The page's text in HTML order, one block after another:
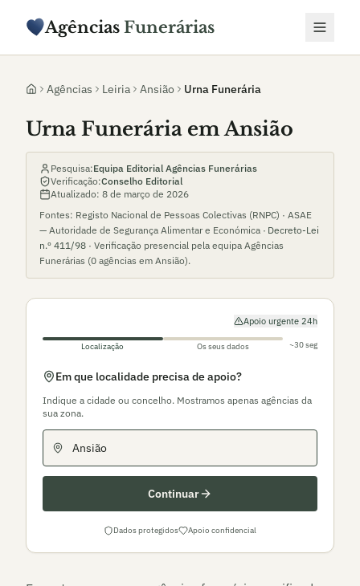
Agências Funerárias
Agências Leiria Ansião Urna Funerária
Urna Funerária em Ansião
Pesquisa:Equipa Editorial Agências Funerárias
Verificação:Conselho Editorial
Atualizado: 8 de março de 2026
Fontes: Registo Nacional de Pessoas Colectivas (RNPC) · ASAE
— Autoridade de Segurança Alimentar e Económica · Decreto-Lei
n.º 411/98 · Verificação presencial pela equipa Agências
Funerárias (0 agências em Ansião).
Apoio urgente 24h
Localização Os seus dados ~30 seg
Em que localidade precisa de apoio?
Indique a cidade ou concelho. Mostramos apenas agências da
sua zona.
Continuar
Dados protegidos Apoio confidencial